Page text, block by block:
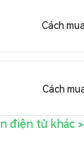
Cách
Cách
điện tử khác >